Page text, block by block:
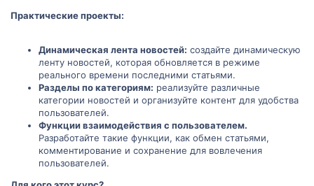
Практические проекты:
Динамическая лента новостей: создайте динамическую
ленту новостей, которая обновляется в режиме
реального времени последними статьями.
Разделы по категориям: реализуйте различные
категории новостей и организуйте контент для удобства
пользователей.
Функции взаимодействия с пользователем.
Разработайте такие функции, как обмен статьями,
комментирование и сохранение для вовлечения
пользователей.